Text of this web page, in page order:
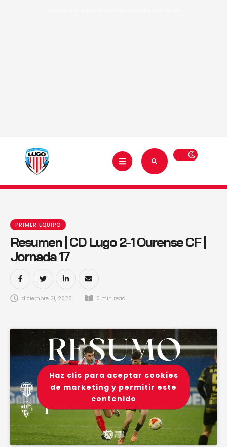
PRIMER EQUIPO
Resumen | CD Lugo 2-1 Ourense CF |
Jornada 17
diciembre 21, 2025 0 min read
Haz clic para aceptar cookies
de marketing y permitir este
contenido